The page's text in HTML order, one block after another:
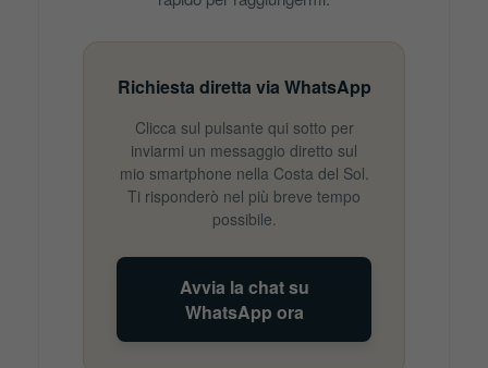
Richiesta diretta via WhatsApp
Clicca sul pulsante qui sotto per
inviarmi un messaggio diretto sul
mio smartphone nella Costa del Sol.
Ti risponderò nel più breve tempo
possibile.
Avvia la chat su
WhatsApp ora